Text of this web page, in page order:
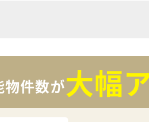
物件数が大幅